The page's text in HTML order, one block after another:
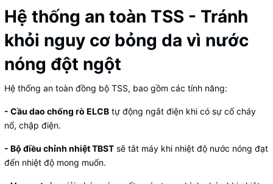
Hệ thống an toàn TSS - Tránh
khỏi nguy cơ bỏng da vì nước
nóng đột ngột
Hệ thống an toàn đồng bộ TSS, bao gồm các tính năng:
- Cầu dao chống rò ELCB tự động ngắt điện khi có sự cố cháy
nổ, chập điện.
- Bộ điều chỉnh nhiệt TBST sẽ tắt máy khi nhiệt độ nước nóng đạt
đến nhiệt độ mong muốn.